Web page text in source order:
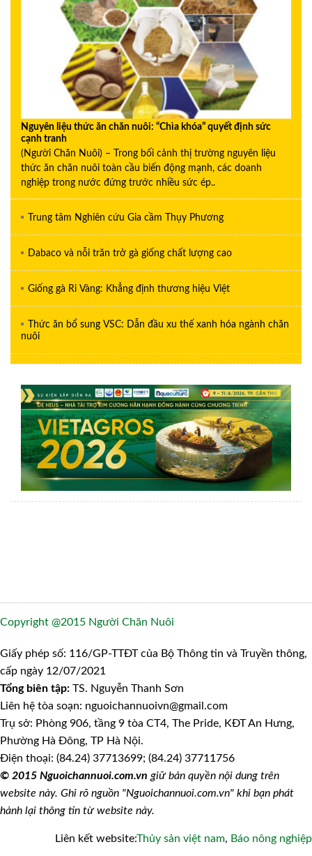
Nguyên liệu thức ăn chăn nuôi: “Chìa khóa” quyết định sức
cạnh tranh
(Người Chăn Nuôi) – Trong bối cảnh thị trường nguyên liệu
thức ăn chăn nuôi toàn cầu biến động mạnh, các doanh
nghiệp trong nước đứng trước nhiều sức ép..
Trung tâm Nghiên cứu Gia cầm Thụy Phương
Dabaco và nỗi trăn trở gà giống chất lượng cao
Giống gà Ri Vàng: Khẳng định thương hiệu Việt
Thức ăn bổ sung VSC: Dẫn đầu xu thế xanh hóa ngành chăn
nuôi
Copyright @2015 Người Chăn Nuôi
Giấy phép số: 116/GP-TTĐT của Bộ Thông tin và Truyền thông,
cấp ngày 12/07/2021
Tổng biên tập: TS. Nguyễn Thanh Sơn
Liên hệ tòa soạn: nguoichannuoivn@gmail.com
Trụ sở: Phòng 906, tầng 9 tòa CT4, The Pride, KĐT An Hưng,
Phường Hà Đông, TP Hà Nội.
Điện thoại: (84.24) 37713699; (84.24) 37711756
© 2015 Nguoichannuoi.com.vn giữ bản quyền nội dung trên
website này. Ghi rõ nguồn "Nguoichannuoi.com.vn" khi bạn phát
hành lại thông tin từ website này.
Liên kết website:Thủy sản việt nam, Báo nông nghiệp